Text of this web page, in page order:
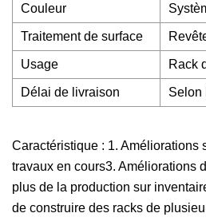
Couleur
Traitement de surface
Usage Rack
Délai de livraison Selon
Caractéristique : 1. Améliorations
travaux en cours3. Améliorations
plus de la production sur
de construire des racks de